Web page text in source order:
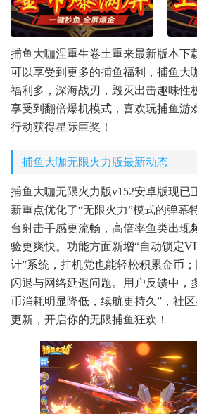
捕鱼大咖涅重生卷土重来最新版本下
可以享受到更多的捕鱼福利，捕鱼大
福利多，深海战刃，毁灭出击趣味性
享受到翻倍爆机模式，喜欢玩捕鱼游
行动获得星际巨奖！
捕鱼大咖无限火力版最新动态
捕鱼大咖无限火力版v152安卓版现已
新重点优化了“无限火力”模式的弹幕
台射击手感更流畅，高倍率鱼类出现
验更爽快。功能方面新增“自动锁定
计”系统，挂机党也能轻松积累金币
闪退与网络延迟问题。用户反馈中，
币消耗明显降低，续航更持久”，社
更新，开启你的无限捕鱼狂欢！